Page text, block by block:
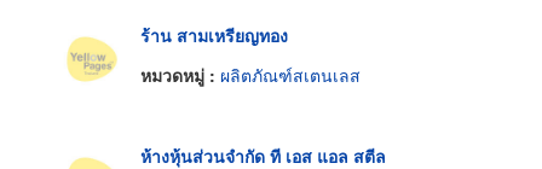
ร้าน สามเหรียญทอง
หมวดหมู่ : ผลิตภัณฑ์สเตนเลส
ห้างหุ้นส่วนจำกัด ที เอส แอล สตีล